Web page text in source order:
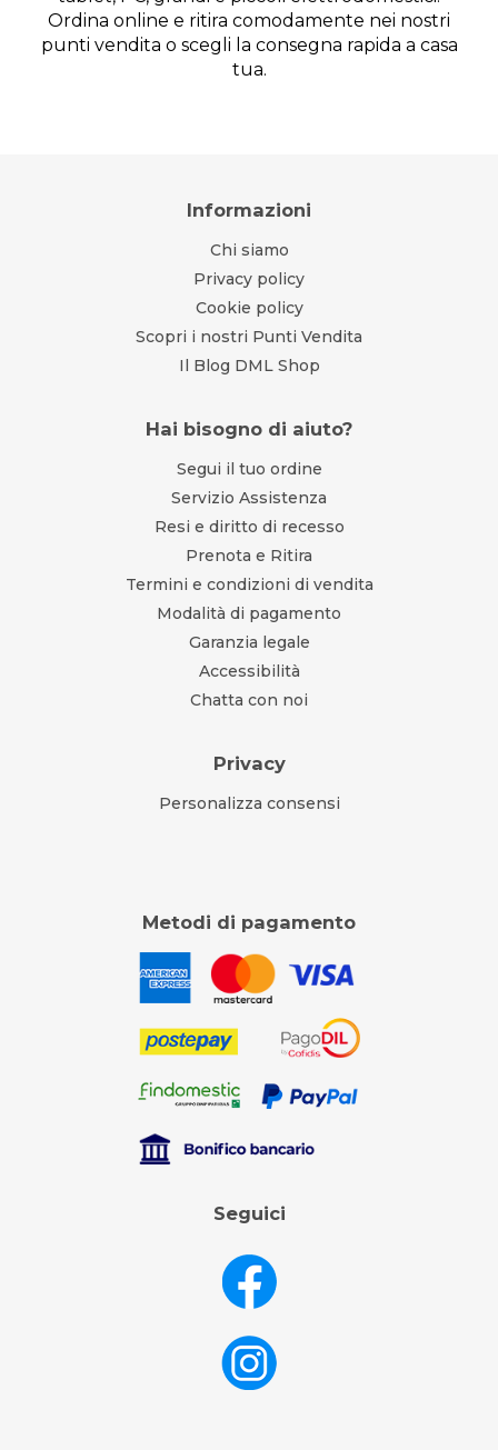
Ordina online e ritira comodamente nei nostri
punti vendita o scegli la consegna rapida a casa
tua.
Informazioni
Chi siamo
Privacy policy
Cookie policy
Scopri i nostri Punti Vendita
Il Blog DML Shop
Hai bisogno di aiuto?
Segui il tuo ordine
Servizio Assistenza
Resi e diritto di recesso
Prenota e Ritira
Termini e condizioni di vendita
Modalità di pagamento
Garanzia legale
Accessibilità
Chatta con noi
Privacy
Personalizza consensi
Metodi di pagamento
Seguici